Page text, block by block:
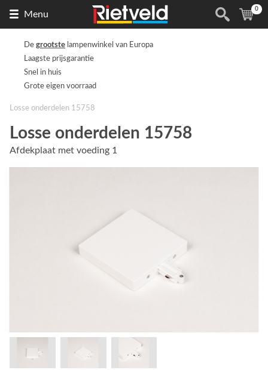
Menu
de
(
0
De grootste lampenwinkel van Europa
Laagste prijsgarantie
Snel in huis
Grote eigen voorraad
Losse onderdelen 15758
Losse onderdelen 15758
Afdekplaat met voeding 1